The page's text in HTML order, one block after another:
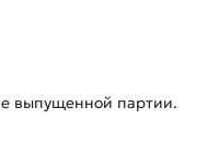
выпущенной партии.